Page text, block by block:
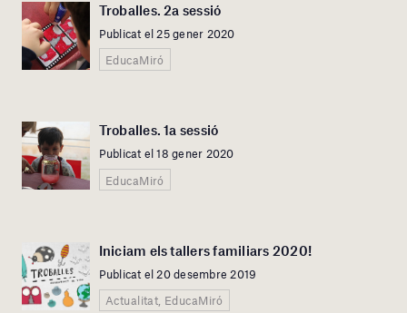
Troballes. 2a sessió
Publicat el 25 gener 2020
EducaMiró
Troballes. 1a sessió
Publicat el 18 gener 2020
EducaMiró
Iniciam els tallers familiars 2020!
Publicat el 20 desembre 2019
Actualitat, EducaMiró